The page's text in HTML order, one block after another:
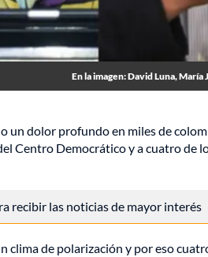
En la imagen: David Luna,
un dolor profundo en miles de
Centro Democrático y a cuatro de
recibir las noticias de mayor interés
clima de polarización y por eso